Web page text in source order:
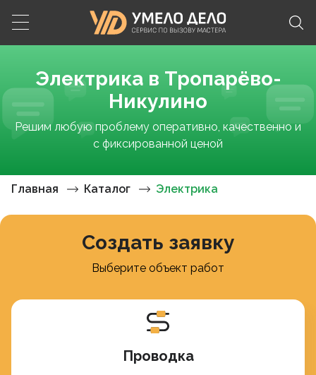
Электрика в Тропарёво-
Никулино
Решим любую проблему оперативно, качественно и
с фиксированной ценой
Главная Каталог Электрика
Создать заявку
Выберите объект работ
Проводка